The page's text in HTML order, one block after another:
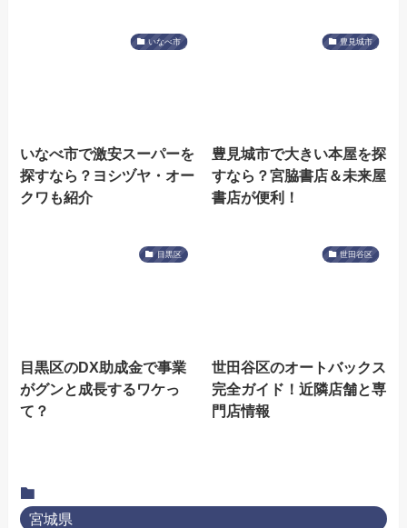
いなべ市
いなべ市で激安スーパーを
探すなら？ヨシヅヤ・オー
クワも紹介
豊見城市
豊見城市で大きい本屋を探
すなら？宮脇書店＆未来屋
書店が便利！
目黒区
目黒区のDX助成金で事業
がグンと成長するワケっ
て？
世田谷区
世田谷区のオートバックス
完全ガイド！近隣店舗と専
門店情報
宮城県